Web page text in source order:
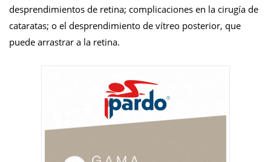
desprendimientos de retina; complicaciones en la cirugía de
cataratas; o el desprendimiento de vítreo posterior, que
puede arrastrar a la retina.